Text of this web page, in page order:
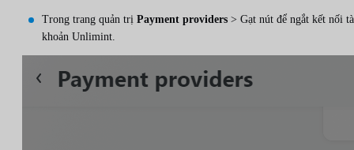
Trong trang quản trị Payment providers > Gạt nút để ngắt kết nối
khoản Unlimint.